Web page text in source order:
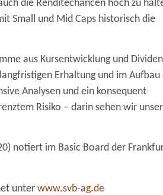
die Renditechancen hoch zu
Small und Mid Caps historisch die
aus Kursentwicklung und
Erhaltung und im Aufbau
Analysen und ein konsequent
Risiko – darin sehen wir
notiert im Basic Board der
unter www.svb-ag.de